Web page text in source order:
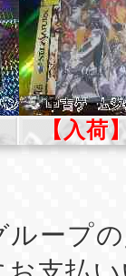
【入荷
ループ